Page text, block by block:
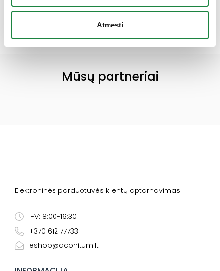
Atmesti
Parašykite komentarą
vartotojai gali komentuoti.
Mūsų partneriai
Elektroninės parduotuvės klientų aptarnavimas:
I-V: 8:00-16:30
+370 612 77733
eshop@aconitum.lt